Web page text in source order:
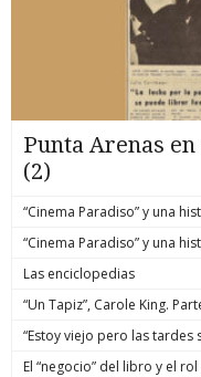
Punta Arenas
(2)
“Cinema Paradiso” y una
“Cinema Paradiso” y una
Las enciclopedias
“Un Tapiz”, Carole King.
“Estoy viejo pero las tardes
El “negocio” del libro y el